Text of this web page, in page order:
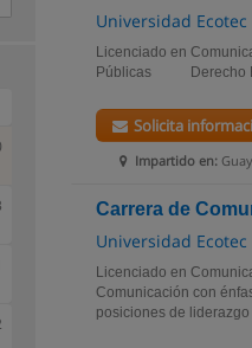
Universidad Ecotec
Licenciado en
Públicas Derecho
Impartido en:
Solicita
Carrera de
Universidad Ecotec
Licenciado en
Comunicación con
posiciones de